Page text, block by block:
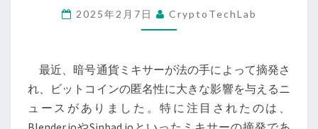
サ
発
で
ビ
2025年2月7日 CryptoTechLab
最近、暗号通貨ミキサーが法の手によって摘発さ
れ、ビットコインの匿名性に大きな影響を与えるニ
ュースがありました。特に注目されたのは、